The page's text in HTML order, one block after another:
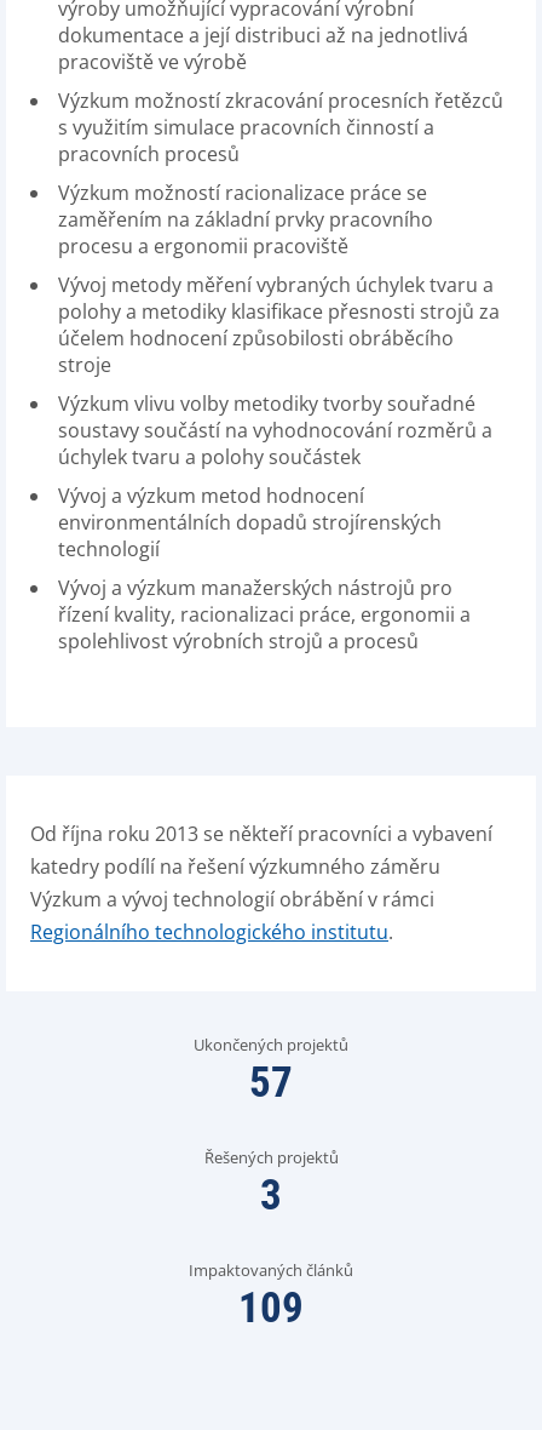
výroby umožňující vypracování výrobní
dokumentace a její distribuci až na jednotlivá
pracoviště ve výrobě
Výzkum možností zkracování procesních řetězců
s využitím simulace pracovních činností a
pracovních procesů
Výzkum možností racionalizace práce se
zaměřením na základní prvky pracovního
procesu a ergonomii pracoviště
Vývoj metody měření vybraných úchylek tvaru a
polohy a metodiky klasifikace přesnosti strojů za
účelem hodnocení způsobilosti obráběcího
stroje
Výzkum vlivu volby metodiky tvorby souřadné
soustavy součástí na vyhodnocování rozměrů a
úchylek tvaru a polohy součástek
Vývoj a výzkum metod hodnocení
environmentálních dopadů strojírenských
technologií
Vývoj a výzkum manažerských nástrojů pro
řízení kvality, racionalizaci práce, ergonomii a
spolehlivost výrobních strojů a procesů
Od října roku 2013 se někteří pracovníci a vybavení
katedry podílí na řešení výzkumného záměru
Výzkum a vývoj technologií obrábění v rámci
Regionálního technologického institutu.
Ukončených projektů
57
Řešených projektů
3
Impaktovaných článků
109